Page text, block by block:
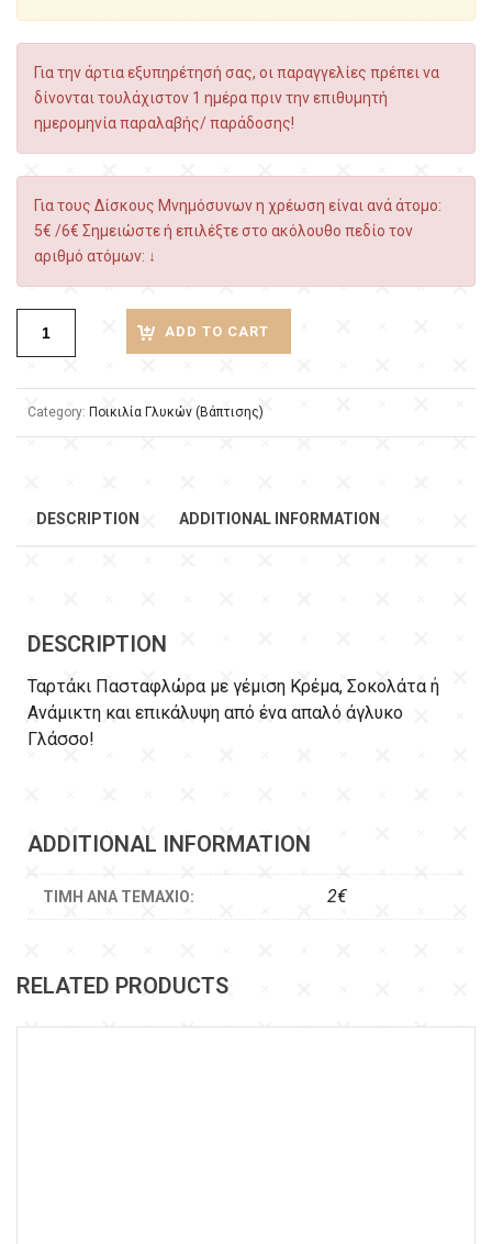
Για την άρτια εξυπηρέτησή σας, οι παραγγελίες πρέπει να
δίνονται τουλάχιστον 1 ημέρα πριν την επιθυμητή
ημερομηνία παραλαβής/ παράδοσης!
Για τους Δίσκους Μνημόσυνων η χρέωση είναι ανά άτομο:
5€ /6€ Σημειώστε ή επιλέξτε στο ακόλουθο πεδίο τον
αριθμό ατόμων: ↓
ADD TO CART
Category: Ποικιλία Γλυκών (Βάπτισης)
DESCRIPTION ADDITIONAL INFORMATION
DESCRIPTION
Ταρτάκι Πασταφλώρα με γέμιση Κρέμα, Σοκολάτα ή
Ανάμικτη και επικάλυψη από ένα απαλό άγλυκο
Γλάσσο!
ADDITIONAL INFORMATION
ΤΙΜΉ ΑΝΆ ΤΕΜΆΧΙΟ: 2€
RELATED PRODUCTS